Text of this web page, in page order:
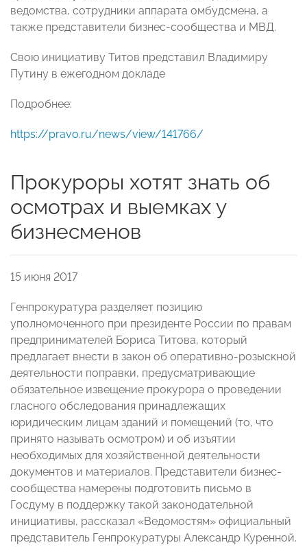
ведомства, сотрудники аппарата омбудсмена, а
также представители бизнес-сообщества и МВД.
Свою инициативу Титов представил Владимиру
Путину в ежегодном докладе
Подробнее:
https://pravo.ru/news/view/141766/
Прокуроры хотят знать об
осмотрах и выемках у
бизнесменов
15 июня 2017
Генпрокуратура разделяет позицию
уполномоченного при президенте России по правам
предпринимателей Бориса Титова, который
предлагает внести в закон об оперативно-розыскной
деятельности поправки, предусматривающие
обязательное извещение прокурора о проведении
гласного обследования принадлежащих
юридическим лицам зданий и помещений (то, что
принято называть осмотром) и об изъятии
необходимых для хозяйственной деятельности
документов и материалов. Представители бизнес-
сообщества намерены подготовить письмо в
Госдуму в поддержку такой законодательной
инициативы, рассказал «Ведомостям» официальный
представитель Генпрокуратуры Александр Куренной.